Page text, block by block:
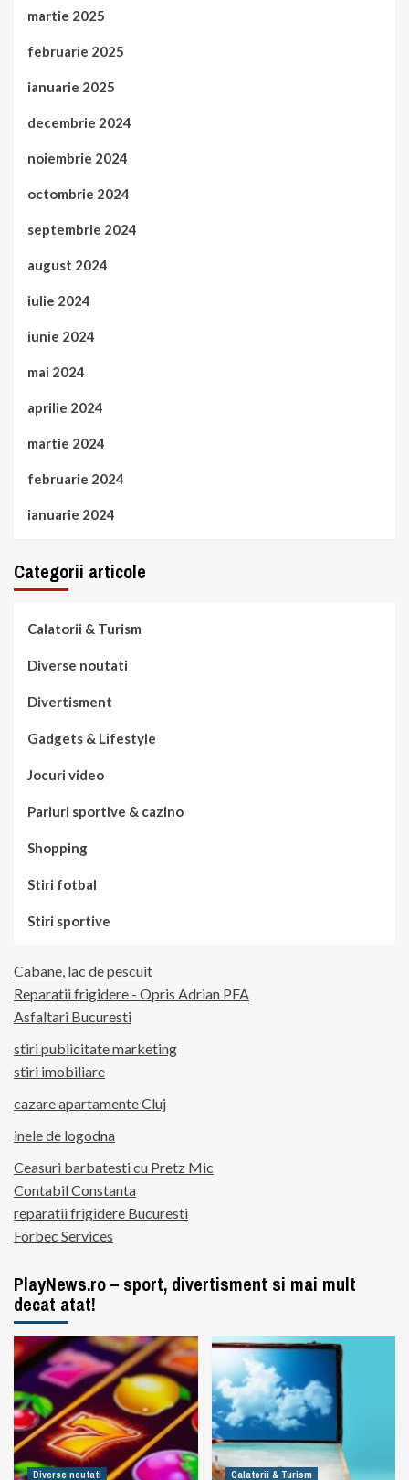
martie 2025
februarie 2025
ianuarie 2025
decembrie 2024
noiembrie 2024
octombrie 2024
septembrie 2024
august 2024
iulie 2024
iunie 2024
mai 2024
aprilie 2024
martie 2024
februarie 2024
ianuarie 2024
Categorii articole
Calatorii & Turism
Diverse noutati
Divertisment
Gadgets & Lifestyle
Jocuri video
Pariuri sportive & cazino
Shopping
Stiri fotbal
Stiri sportive
Cabane, lac de pescuit
Reparatii frigidere - Opris Adrian PFA
Asfaltari Bucuresti
stiri publicitate marketing
stiri imobiliare
cazare apartamente Cluj
inele de logodna
Ceasuri barbatesti cu Pretz Mic
Contabil Constanta
reparatii frigidere Bucuresti
Forbec Services
PlayNews.ro – sport, divertisment si mai mult
decat atat!
Diverse noutati
Calatorii & Turism